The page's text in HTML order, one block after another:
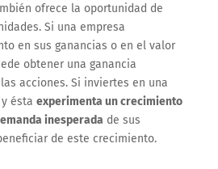
ofrece la oportunidad de
Si una empresa
en sus ganancias o en el valor
obtener una ganancia
acciones. Si inviertes en una
ésta experimenta un crecimiento
inesperada de sus
de este crecimiento.